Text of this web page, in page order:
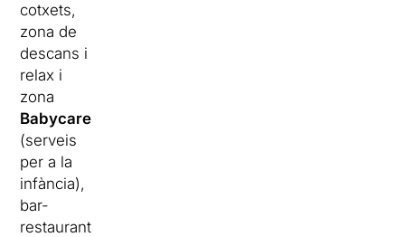
cotxets,
zona de
descans i
relax i
zona
Babycare
(serveis
per a la
infància),
bar-
restaurant